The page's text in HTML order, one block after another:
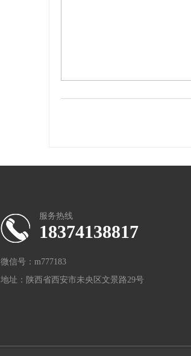
服务热线
18374138817
微信号：m777183
地址：陕西省西安市未央区文景路29号